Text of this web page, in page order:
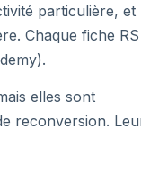
particulière, et
Chaque fiche RS
elles sont
reconversion.